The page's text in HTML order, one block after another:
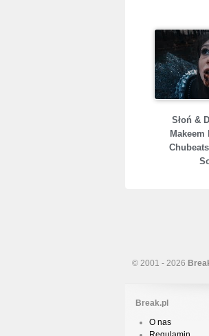
Słoń &
Makeem
© 2001 - 2026
Break.pl
O nas